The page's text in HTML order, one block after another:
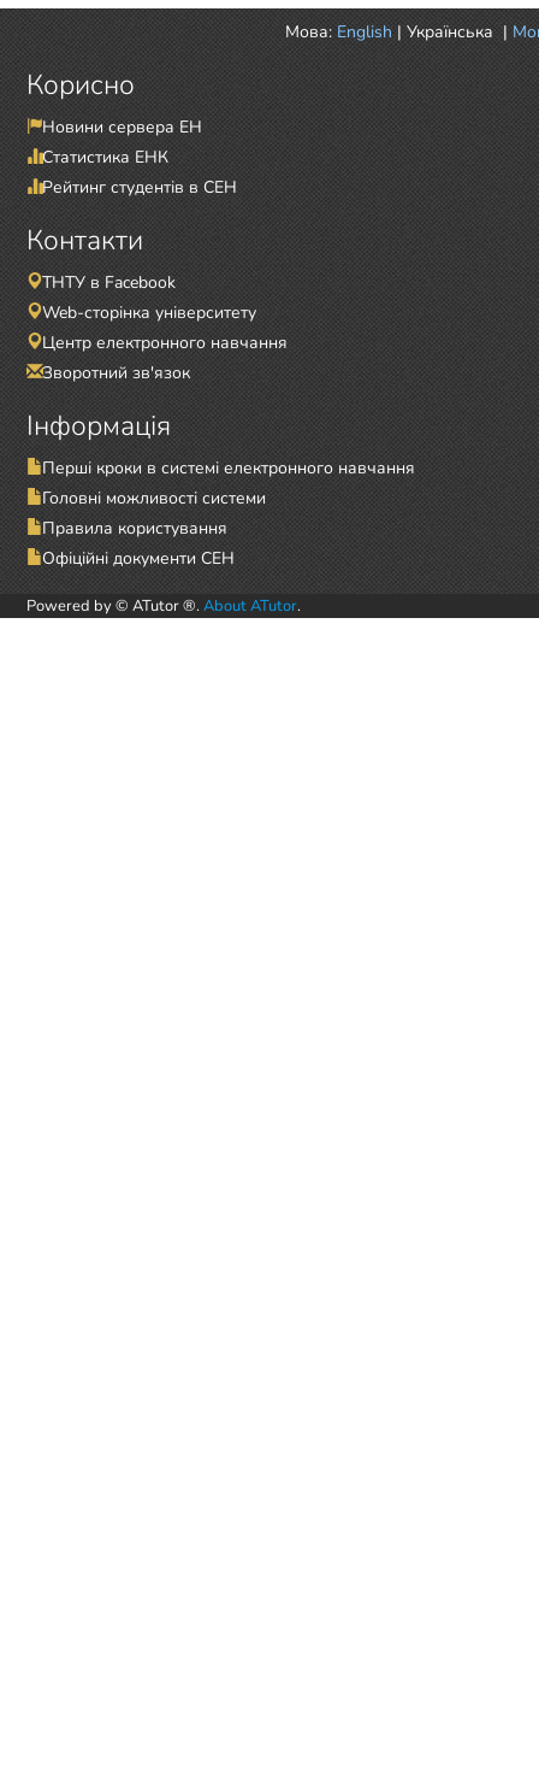
Мова: English | Українська |
Корисно
Новини сервера ЕН
Статистика ЕНК
Рейтинг студентів в СЕН
Контакти
ТНТУ в Facebook
Web-сторінка університету
Центр електронного навчання
Зворотний зв'язок
Інформація
Перші кроки в системі електронного навчання
Головні можливості системи
Правила користування
Офіційні документи СЕН
Powered by © ATutor ®. About ATutor.